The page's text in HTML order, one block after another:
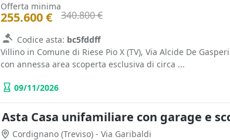
Offerta minima
255.600 € 340.800 €
Codice asta: bc5fddff
Villino in Comune di Riese Pio X (TV), Via Alcide De
con annessa area scoperta esclusiva di circa ...
09/11/2026
Asta Casa unifamiliare con garage e
Cordignano (Treviso) - Via Garibaldi